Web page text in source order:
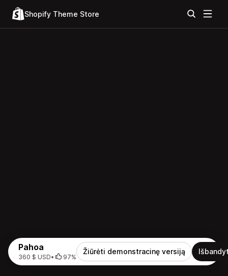
Shopify Theme Store
Pahoa
360 $ USD• 97%
Žiūrėti demonstracinę versiją